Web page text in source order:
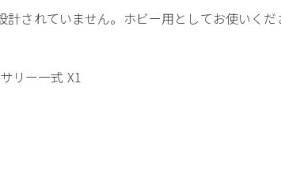
されていません。ホビー用としてお使いくだ
リー一式 X1